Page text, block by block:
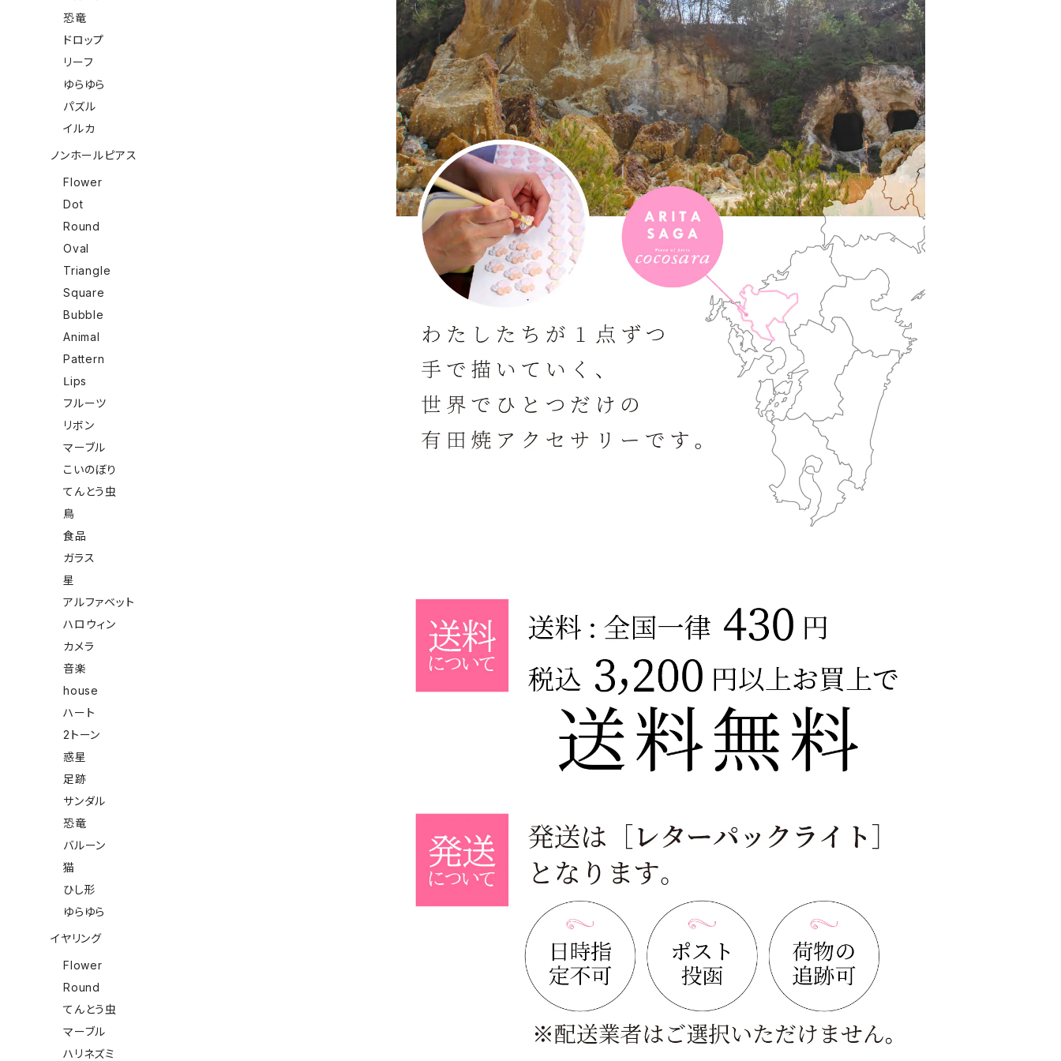
恐竜
ドロップ
リーフ
ゆらゆら
パズル
イルカ
ノンホールピアス
Flower
Dot
Round
Oval
Triangle
Square
Bubble
Animal
Pattern
Ⅼips
フルーツ
リボン
マーブル
こいのぼり
てんとう虫
鳥
食品
ガラス
星
アルファベット
ハロウィン
カメラ
音楽
house
ハート
2トーン
惑星
足跡
サンダル
恐竜
バルーン
猫
ひし形
ゆらゆら
イヤリング
Flower
Round
てんとう虫
マーブル
ハリネズミ